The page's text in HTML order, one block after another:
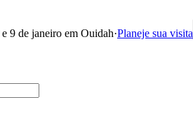
9 de janeiro em Ouidah·Planeje sua visita